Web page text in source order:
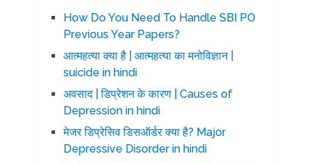
How Do You Need To Handle SBI PO
Previous Year Papers?
आत्महत्या क्या है | आत्महत्या का मनोविज्ञान |
suicide in hindi
अवसाद | डिप्रेशन के कारण | Causes of
Depression in hindi
मेजर डिप्रेसिव डिसऑर्डर क्या है? Major
Depressive Disorder in hindi